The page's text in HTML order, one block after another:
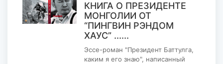
КНИГА О ПРЕЗИДЕНТЕ
МОНГОЛИИ ОТ
“ПИНГВИН РЭНДОМ
ХАУС” ......
Эссе-роман "Президент Баттулга,
каким я его знаю", написанный